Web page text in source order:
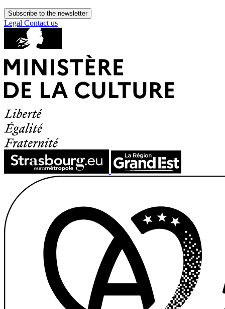
Subscribe to the newsletter
Legal Contact us